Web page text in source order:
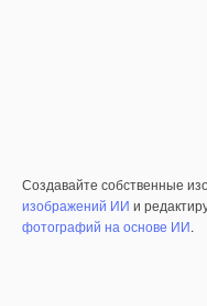
Создавайте собственные
изображений ИИ и
фотографий на основе ИИ.